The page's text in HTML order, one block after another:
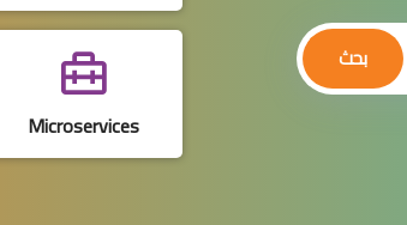
بحث
Microservices